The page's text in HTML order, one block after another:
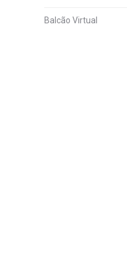
Balcão Virtual